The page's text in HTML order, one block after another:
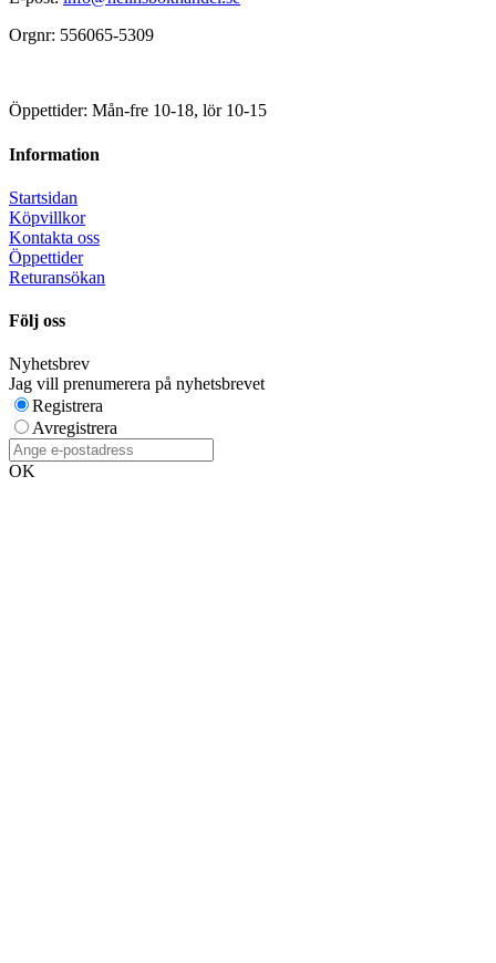
Orgnr: 556065-5309
Öppettider: Mån-fre 10-18, lör 10-15
Information
Startsidan
Köpvillkor
Kontakta oss
Öppettider
Returansökan
Följ oss
Nyhetsbrev
Jag vill prenumerera på nyhetsbrevet
Registrera
Avregistrera
OK